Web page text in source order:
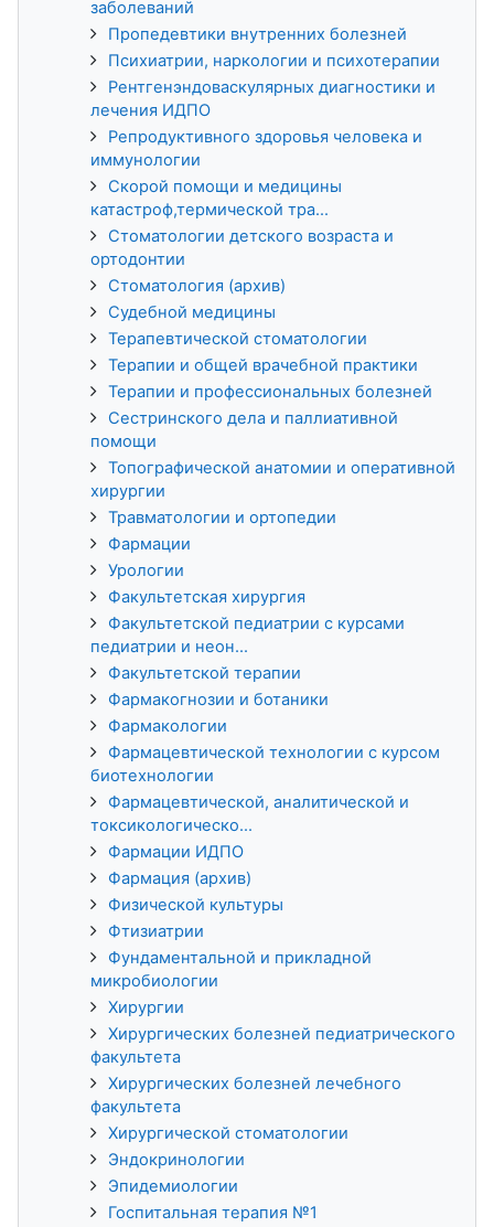
заболеваний
Пропедевтики внутренних болезней
Психиатрии, наркологии и психотерапии
Рентгенэндоваскулярных диагностики и
лечения ИДПО
Репродуктивного здоровья человека и
иммунологии
Скорой помощи и медицины
катастроф,термической тра...
Стоматологии детского возраста и
ортодонтии
Стоматология (архив)
Судебной медицины
Терапевтической стоматологии
Терапии и общей врачебной практики
Терапии и профессиональных болезней
Сестринского дела и паллиативной
помощи
Топографической анатомии и оперативной
хирургии
Травматологии и ортопедии
Фармации
Урологии
Факультетская хирургия
Факультетской педиатрии с курсами
педиатрии и неон...
Факультетской терапии
Фармакогнозии и ботаники
Фармакологии
Фармацевтической технологии с курсом
биотехнологии
Фармацевтической, аналитической и
токсикологическо...
Фармации ИДПО
Фармация (архив)
Физической культуры
Фтизиатрии
Фундаментальной и прикладной
микробиологии
Хирургии
Хирургических болезней педиатрического
факультета
Хирургических болезней лечебного
факультета
Хирургической стоматологии
Эндокринологии
Эпидемиологии
Госпитальная терапия №1